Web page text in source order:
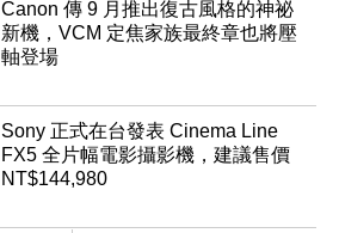
Canon 傳 9 月推出復古風格的神祕
新機，VCM 定焦家族最終章也將壓
軸登場
Sony 正式在台發表 Cinema Line
FX5 全片幅電影攝影機，建議售價
NT$144,980